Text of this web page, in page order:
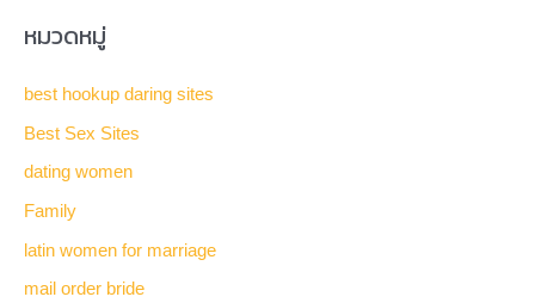
หมวดหมู่
best hookup daring sites
Best Sex Sites
dating women
Family
latin women for marriage
mail order bride